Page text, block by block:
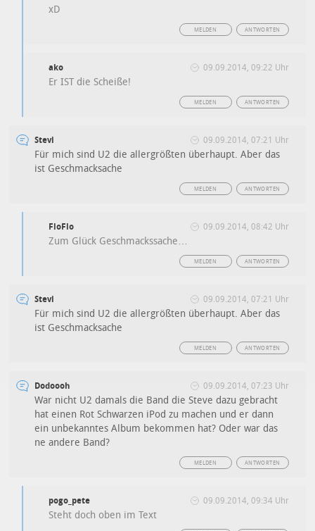
xD
ANTWORTEN
MELDEN
ako 09.09.2014, 09:22 Uhr
Er IST die Scheiße!
ANTWORTEN
MELDEN
Stevi 09.09.2014, 07:21 Uhr
Für mich sind U2 die allergrößten überhaupt. Aber das
ist Geschmacksache
ANTWORTEN
MELDEN
FloFlo 09.09.2014, 08:42 Uhr
Zum Glück Geschmackssache…
ANTWORTEN
MELDEN
Stevi 09.09.2014, 07:21 Uhr
Für mich sind U2 die allergrößten überhaupt. Aber das
ist Geschmacksache
ANTWORTEN
MELDEN
Dodoooh 09.09.2014, 07:23 Uhr
War nicht U2 damals die Band die Steve dazu gebracht
hat einen Rot Schwarzen iPod zu machen und er dann
ein unbekanntes Album bekommen hat? Oder war das
ne andere Band?
ANTWORTEN
MELDEN
pogo_pete 09.09.2014, 09:34 Uhr
Steht doch oben im Text